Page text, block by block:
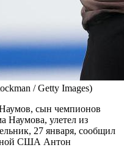
/ Getty Images)
сын чемпионов
улетел из
27 января, сообщил
США Антон